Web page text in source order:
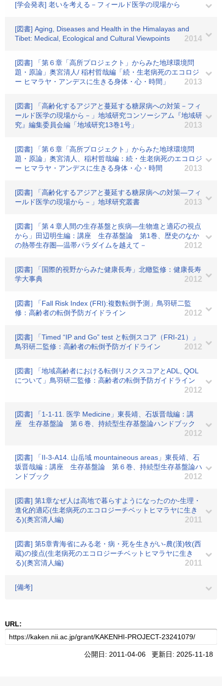
[学会発表] 老いを考える－フィールド医学の現場から
[図書] Aging, Diseases and Health in the Himalayas and
Tibet: Medical, Ecological and Cultural Viewpoints
2014
[図書] 「第６章「高所プロジェクト」からみた地球環境問
題・原論」奥宮清人/ 稲村哲哉編「続・生老病死のエコロジ
ー ヒマラヤ・アンデスに生きる身体・心・時間」
2013
[図書] 「高齢化するアジアと蔓延する糖尿病への対策－フィ
ールド医学の現場から－」地域研究コンソーシアム『地域研
究』編集委員会編「地域研究13巻1号」
2013
[図書] 「第６章「高所プロジェクト」からみた地球環境問
題・原論」奥宮清人、稲村哲哉編：続・生老病死のエコロジ
ー ヒマラヤ・アンデスに生きる身体・心・時間
2013
[図書] 「高齢化するアジアと蔓延する糖尿病への対策—フィ
ールド医学の現場から－」地球研究叢書
2013
[図書] 「第４章人間の生存基盤と疾病—生物進と適応の視点
から」田辺明生編：講座 生存基盤論 第1巻、歴史のなか
の熱帯生存圏—温帯パラダイムを越えて－
2012
[図書] 「国際的視野からみた健康長寿」北轍監修：健康長寿
学大事典
2012
[図書] 「Fall Risk Index (FRI):複数転倒予測」鳥羽研二監
修：高齢者の転倒予防ガイドライン
2012
[図書] 「Timed “IP and Go” test と転倒スコア（FRI-21）」
鳥羽研二監修：高齢者の転倒予防ガイドライン
2012
[図書] 「地域高齢者における転倒リスクスコアとADL, QOL
について」鳥羽研二監修：高齢者の転倒予防ガイドライン
2012
[図書] 「1-1-11. 医学 Medicine」東長靖、石坂晋哉編：講
座 生存基盤論 第６巻、持続型生存基盤論ハンドブック
2012
[図書] 「II-3-A14. 山岳域 mountaineous areas」東長靖、石
坂晋哉編：講座 生存基盤論 第６巻、持続型生存基盤論ハ
ンドブック
2012
[図書] 第1章なぜ人は高地で暮らすようになったのか-生理・
進化的適応(生老病死のエコロジーチベットヒマラヤに生き
る)(奥宮清人編)
2011
[図書] 第5章青海省にみる老・病・死を生きがい-農(漢)牧(西
蔵)の接点(生老病死のエコロジーチベットヒマラヤに生き
る)(奥宮清人編)
2011
[備考]
URL:
公開日: 2011-04-06 更新日: 2025-11-18